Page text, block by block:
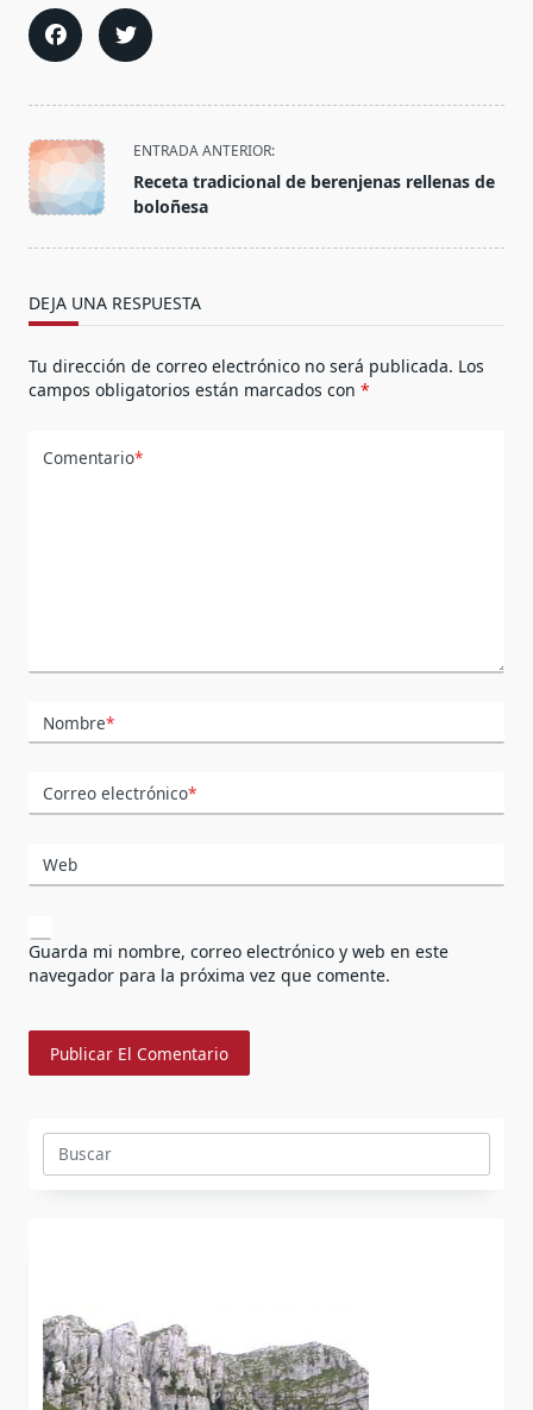
<span
class="nav-
subtitle
ENTRADA ANTERIOR:
Receta tradicional de berenjenas rellenas de
boloñesa
DEJA UNA RESPUESTA
Tu dirección de correo electrónico no será publicada. Los
campos obligatorios están marcados con *
Comentario*
Nombre*
Correo electrónico*
Web
Guarda mi nombre, correo electrónico y web en este
navegador para la próxima vez que comente.
Buscar: